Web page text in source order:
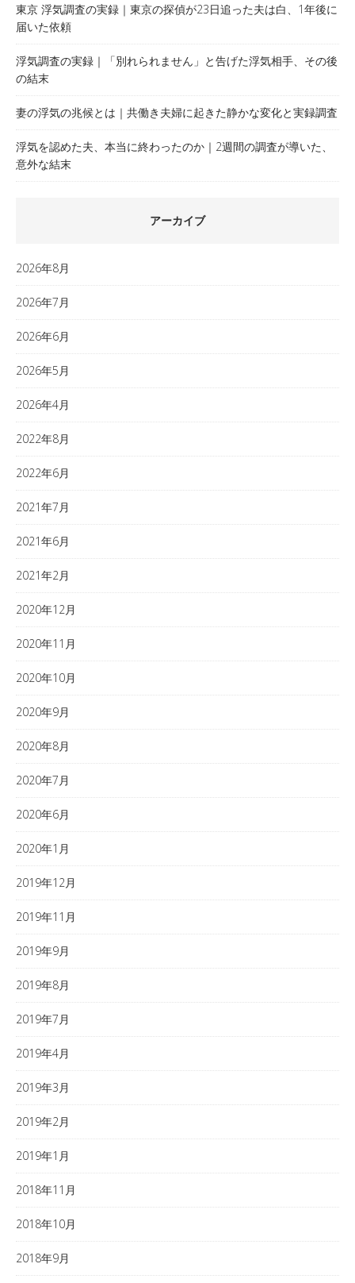
東京 浮気調査の実録｜東京の探偵が23日追った夫は白、1年後に
届いた依頼
浮気調査の実録｜「別れられません」と告げた浮気相手、その後
の結末
妻の浮気の兆候とは｜共働き夫婦に起きた静かな変化と実録調査
浮気を認めた夫、本当に終わったのか｜2週間の調査が導いた、
意外な結末
アーカイブ
2026年8月
2026年7月
2026年6月
2026年5月
2026年4月
2022年8月
2022年6月
2021年7月
2021年6月
2021年2月
2020年12月
2020年11月
2020年10月
2020年9月
2020年8月
2020年7月
2020年6月
2020年1月
2019年12月
2019年11月
2019年9月
2019年8月
2019年7月
2019年4月
2019年3月
2019年2月
2019年1月
2018年11月
2018年10月
2018年9月